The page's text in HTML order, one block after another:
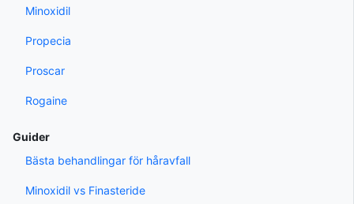
Minoxidil
Propecia
Proscar
Rogaine
Guider
Bästa behandlingar för håravfall
Minoxidil vs Finasteride